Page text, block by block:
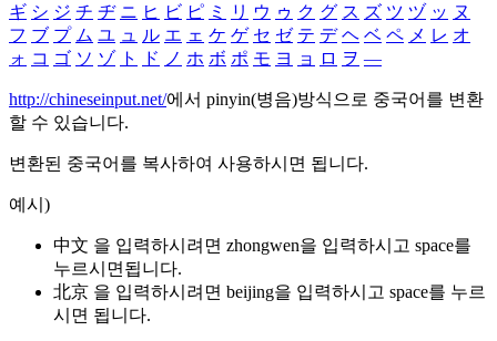
ギ シ ジ チ ヂ ニ ヒ ビ ピ ミ リ ウ ゥ ク グ ス ズ ツ ヅ ッ ヌ
フ ブ プ ム ユ ュ ル エ ェ ケ ゲ セ ゼ テ デ ヘ ベ ペ メ レ オ
ォ コ ゴ ソ ゾ ト ド ノ ホ ボ ポ モ ヨ ョ ロ ヲ ―
http://chineseinput.net/에서 pinyin(병음)방식으로 중국어를 변환
할 수 있습니다.
변환된 중국어를 복사하여 사용하시면 됩니다.
예시)
中文 을 입력하시려면 zhongwen을 입력하시고 space를
누르시면됩니다.
北京 을 입력하시려면 beijing을 입력하시고 space를 누르
시면 됩니다.